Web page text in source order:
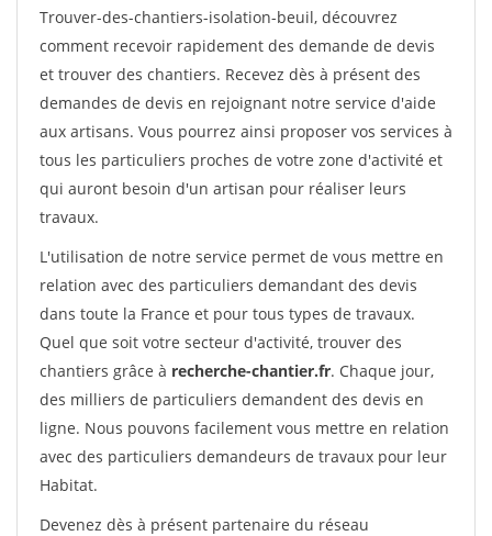
Trouver-des-chantiers-isolation-beuil, découvrez
comment recevoir rapidement des demande de devis
et trouver des chantiers. Recevez dès à présent des
demandes de devis en rejoignant notre service d'aide
aux artisans. Vous pourrez ainsi proposer vos services à
tous les particuliers proches de votre zone d'activité et
qui auront besoin d'un artisan pour réaliser leurs
travaux.
L'utilisation de notre service permet de vous mettre en
relation avec des particuliers demandant des devis
dans toute la France et pour tous types de travaux.
Quel que soit votre secteur d'activité, trouver des
chantiers grâce à recherche-chantier.fr. Chaque jour,
des milliers de particuliers demandent des devis en
ligne. Nous pouvons facilement vous mettre en relation
avec des particuliers demandeurs de travaux pour leur
Habitat.
Devenez dès à présent partenaire du réseau